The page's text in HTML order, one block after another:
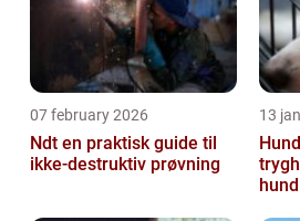
07 february 2026
Ndt en praktisk guide til
ikke-destruktiv prøvning
13